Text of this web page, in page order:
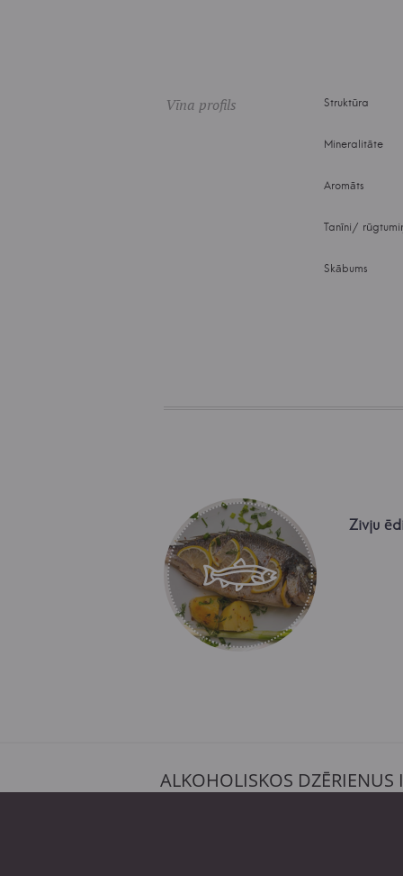
Vīna profils Struktūra
Mineralitāte
Aromāts
Tanīni/
Skābums
Zivju
ALKOHOLISKOS